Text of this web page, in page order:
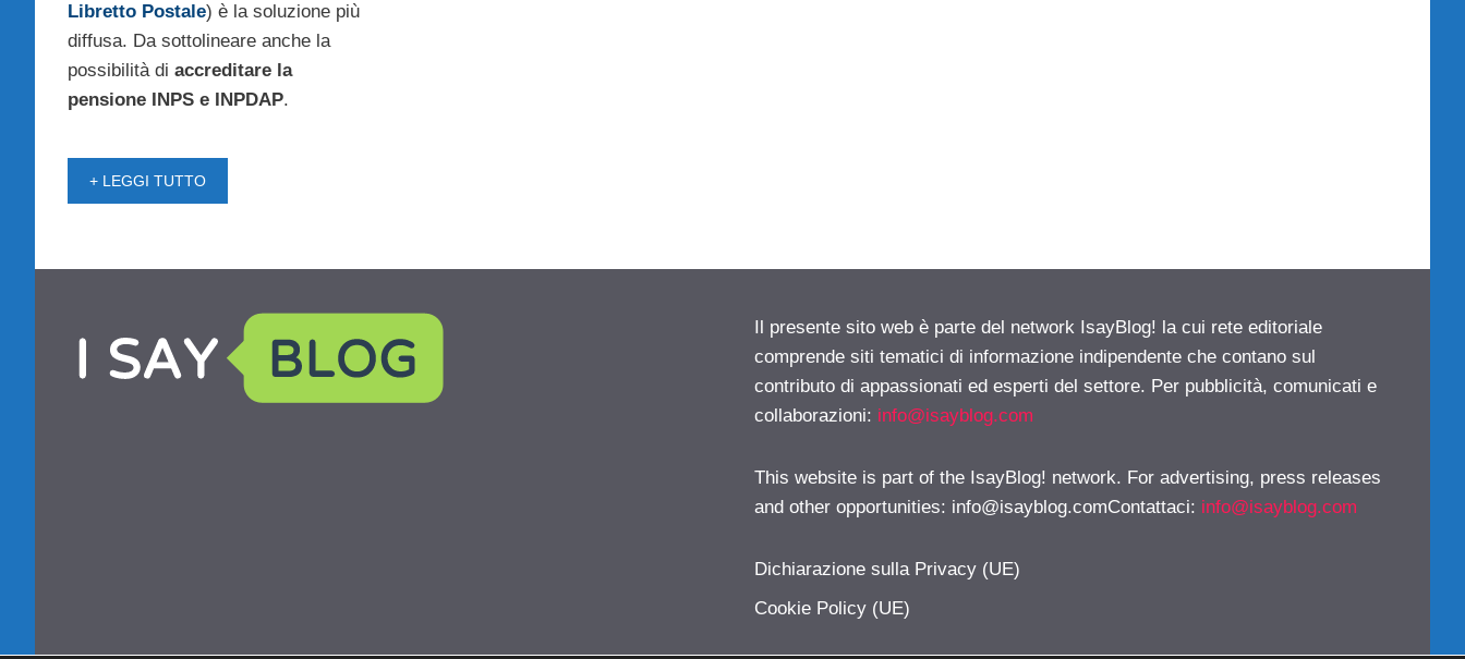
Libretto Postale) è la soluzione più
diffusa. Da sottolineare anche la
possibilità di accreditare la
pensione INPS e INPDAP.
+ LEGGI TUTTO
Il presente sito web è parte del network IsayBlog! la cui rete editoriale
comprende siti tematici di informazione indipendente che contano sul
contributo di appassionati ed esperti del settore. Per pubblicità, comunicati e
collaborazioni: info@isayblog.com
This website is part of the IsayBlog! network. For advertising, press releases
and other opportunities: info@isayblog.comContattaci: info@isayblog.com
Dichiarazione sulla Privacy (UE)
Cookie Policy (UE)